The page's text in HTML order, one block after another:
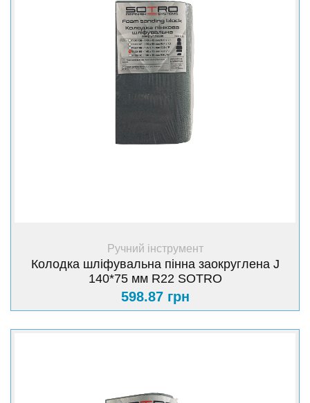
+ Купити
Ручний інструмент
Колодка шліфувальна пінна заокруглена J
140*75 мм R22 SOTRO
598.87 грн